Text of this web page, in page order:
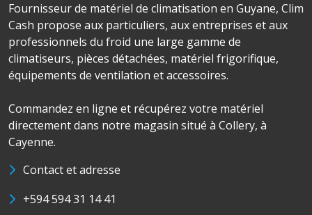
Fournisseur de matériel de climatisation en Guyane, Clim
Cash propose aux particuliers, aux entreprises et aux
professionnels du froid une large gamme de
climatiseurs, pièces détachées, matériel frigorifique,
équipements de ventilation et accessoires.
Commandez en ligne et récupérez votre matériel
directement dans notre magasin situé à Collery, à
Cayenne.
Contact et adresse
+594 594 31 14 41